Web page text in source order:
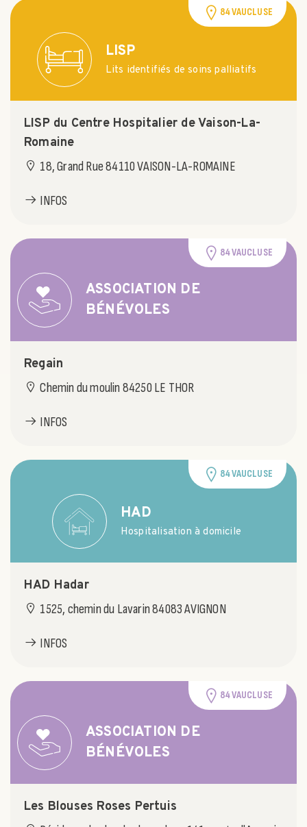
LISP
Lits identifiés de soins palliatifs
84 VAUCLUSE
LISP du Centre Hospitalier de Vaison-La-
Romaine
18, Grand Rue 84110 VAISON-LA-ROMAINE
INFOS
ASSOCIATION DE
BÉNÉVOLES
84 VAUCLUSE
Regain
Chemin du moulin 84250 LE THOR
INFOS
HAD
Hospitalisation à domicile
84 VAUCLUSE
HAD Hadar
1525, chemin du Lavarin 84083 AVIGNON
INFOS
ASSOCIATION DE
BÉNÉVOLES
84 VAUCLUSE
Les Blouses Roses Pertuis